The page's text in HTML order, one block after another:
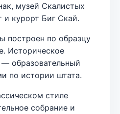
музей Скалистых
и курорт Биг Скай.
построен по образцу
Историческое
образовательный
по истории штата.
стиле
собрание и